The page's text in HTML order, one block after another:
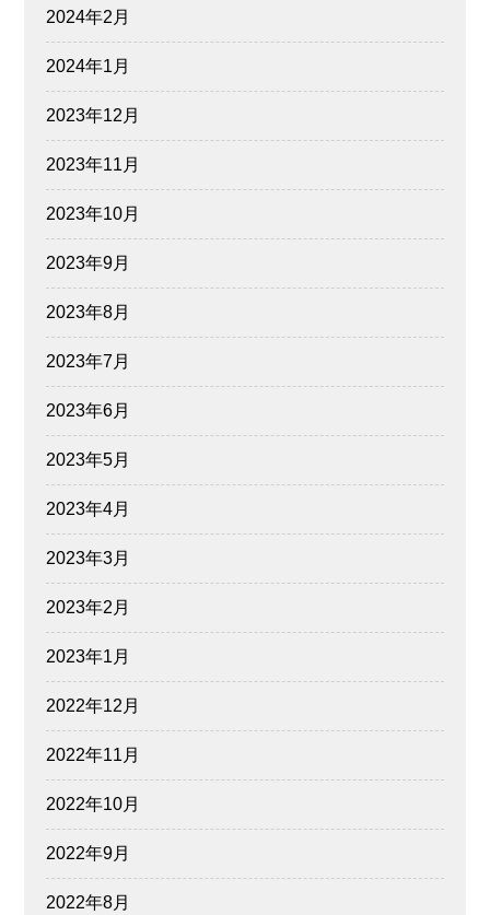
2024年2月
2024年1月
2023年12月
2023年11月
2023年10月
2023年9月
2023年8月
2023年7月
2023年6月
2023年5月
2023年4月
2023年3月
2023年2月
2023年1月
2022年12月
2022年11月
2022年10月
2022年9月
2022年8月